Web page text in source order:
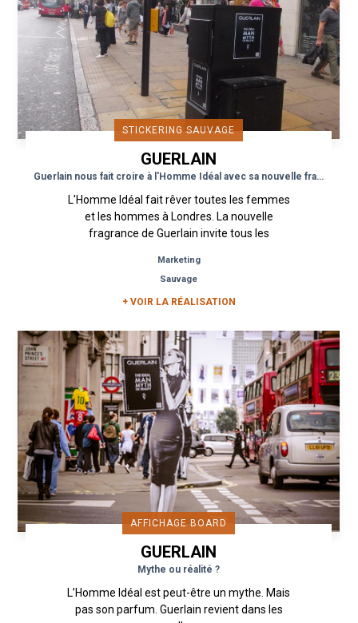
STICKERING SAUVAGE
GUERLAIN
Guerlain nous fait croire à l'Homme Idéal avec sa nouvelle fragrance
L'Homme Idéal fait rêver toutes les femmes
et les hommes à Londres. La nouvelle
fragrance de Guerlain invite tous les
à...
Marketing
Sauvage
+ VOIR LA RÉALISATION
AFFICHAGE BOARD
GUERLAIN
Mythe ou réalité ?
L’Homme Idéal est peut-être un mythe. Mais
pas son parfum. Guerlain revient dans les